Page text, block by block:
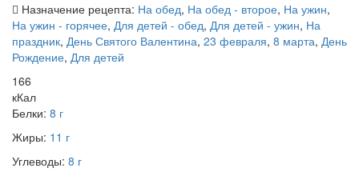
Назначение рецепта: На обед, На обед - второе, На ужин,
На ужин - горячее, Для детей - обед, Для детей - ужин, На
праздник, День Святого Валентина, 23 февраля, 8 марта, День
Рождение, Для детей
166
кКал
Белки: 8 г
Жиры: 11 г
Углеводы: 8 г